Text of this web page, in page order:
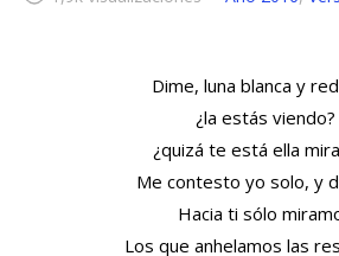
Dime, luna blanca y
¿la estás viendo?
¿quizá te está ella
Me contesto yo solo, y
Hacia ti sólo
Los que anhelamos las